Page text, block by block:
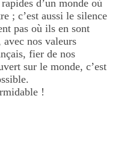
d’un monde où
; c’est aussi le silence
pas où ils en sont
avec nos valeurs
fier de nos
sur le monde, c’est
!